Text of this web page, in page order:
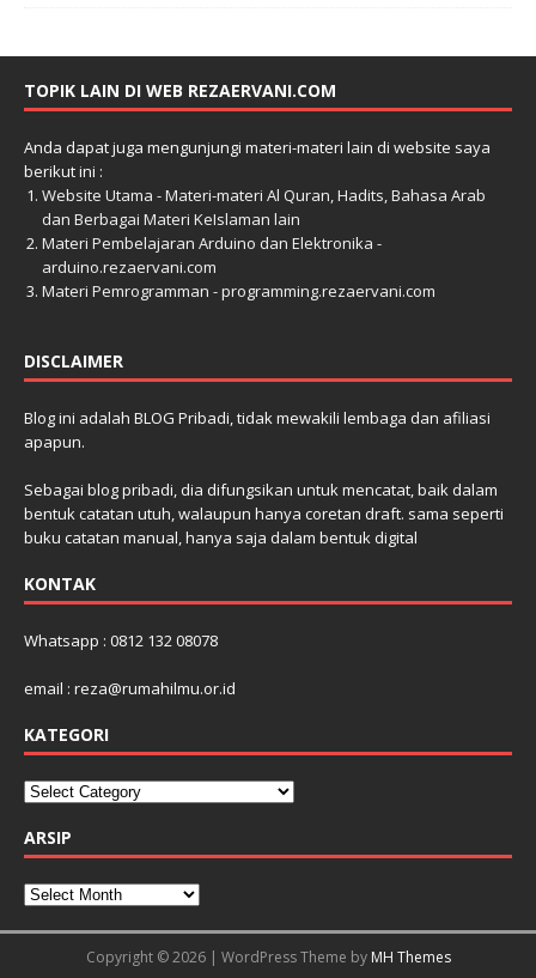
TOPIK LAIN DI WEB REZAERVANI.COM
Anda dapat juga mengunjungi materi-materi lain di website saya
berikut ini :
Website Utama - Materi-materi Al Quran, Hadits, Bahasa Arab
dan Berbagai Materi KeIslaman lain
Materi Pembelajaran Arduino dan Elektronika -
arduino.rezaervani.com
Materi Pemrogramman - programming.rezaervani.com
DISCLAIMER
Blog ini adalah BLOG Pribadi, tidak mewakili lembaga dan afiliasi
apapun.
Sebagai blog pribadi, dia difungsikan untuk mencatat, baik dalam
bentuk catatan utuh, walaupun hanya coretan draft. sama seperti
buku catatan manual, hanya saja dalam bentuk digital
KONTAK
Whatsapp : 0812 132 08078
email : reza@rumahilmu.or.id
KATEGORI
ARSIP
Copyright © 2026 | WordPress Theme by MH Themes